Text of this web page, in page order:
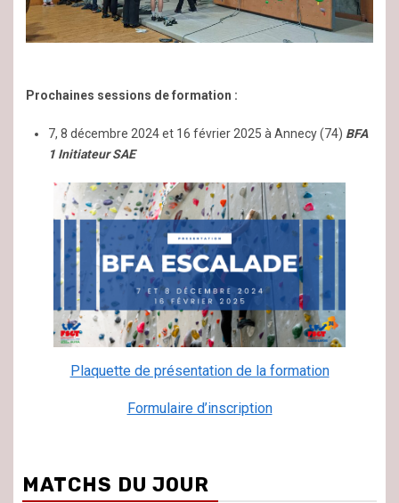
Prochaines sessions de formation :
7, 8 décembre 2024 et 16 février 2025 à Annecy (74) BFA
1 Initiateur SAE
Plaquette de présentation de la formation
Formulaire d’inscription
MATCHS DU JOUR